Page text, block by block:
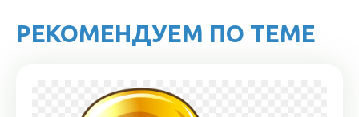
РЕКОМЕНДУЕМ ПО ТЕМЕ